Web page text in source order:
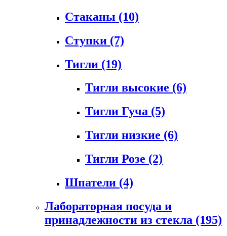
Стаканы (10)
Ступки (7)
Тигли (19)
Тигли высокие (6)
Тигли Гуча (5)
Тигли низкие (6)
Тигли Розе (2)
Шпатели (4)
Лабораторная посуда и
принадлежности из стекла (195)